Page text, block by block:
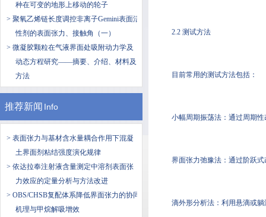
种在可变的地形上移动的轮子
> 聚氧乙烯链长度调控非离子Gemini表面活
性剂的表面张力、接触角（一）
> 微凝胶颗粒在气液界面处吸附动力学及
动态方程研究——摘要、介绍、材料及
方法
推荐新闻 Info
> 表面张力与基材含水量耦合作用下混凝
土界面剂粘结强度演化规律
> 依达拉奉注射液含量测定中溶剂表面张
力效应的定量分析与方法改进
> OBS/CHSB复配体系降低界面张力的协同
机理与甲烷解吸增效
2.2 测试方法
目前常用的测试方法包括：
小幅周期振荡法：通过周期
界面张力弛豫法：通过阶跃
滴外形分析法：利用悬滴或